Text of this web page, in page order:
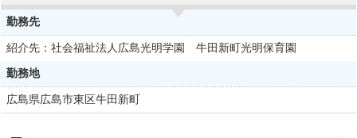
勤務先
紹介先：社会福祉法人広島光明学園 牛田新町光明保育園
勤務地
広島県広島市東区牛田新町